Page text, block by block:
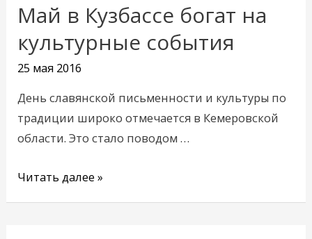
Май в Кузбассе богат на
культурные события
25 мая 2016
День славянской письменности и культуры по
традиции широко отмечается в Кемеровской
области. Это стало поводом …
Май
Кузбассе
богат
на
события
Читать далее »